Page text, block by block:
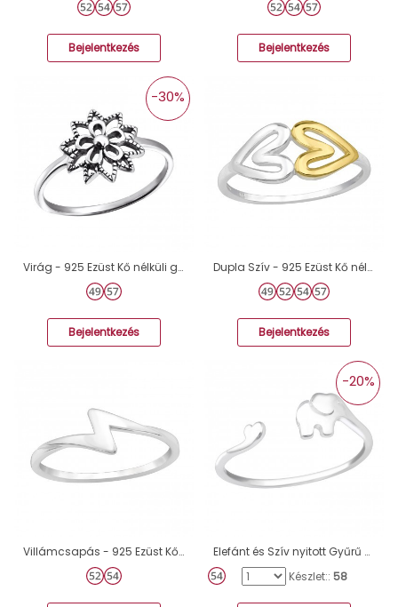
Bejelentkezés Bejelentkezés
Virág - 925 Ezüst Kő nélküli gyűrűk A4S24601
-30%
Bejelentkezés
Dupla Szív - 925 Ezüst Kő nélküli gyűrűk A4S48693
Bejelentkezés
Villámcsapás - 925 Ezüst Kő nélküli gyűrűk A4S41438 Elefánt és Szív nyitott Gyűrű - 925 Ezüst Kő Nélküli Gyűrűk A4S41078
-20%
Készlet:: 58